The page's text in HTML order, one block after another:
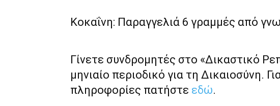
Κοκαΐνη: Παραγγελιά 6 γραμμές από
Γίνετε συνδρομητές στο «Δικαστικό
μηνιαίο περιοδικό για τη Δικαιοσύνη.
πληροφορίες πατήστε εδώ.